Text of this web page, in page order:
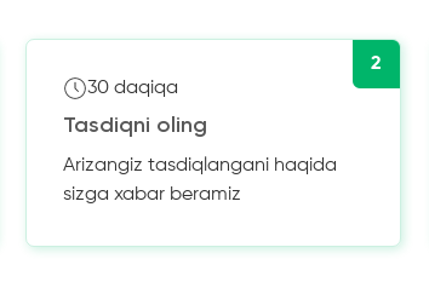
2
30 daqiqa
Tasdiqni oling
Arizangiz tasdiqlangani haqida
sizga xabar beramiz